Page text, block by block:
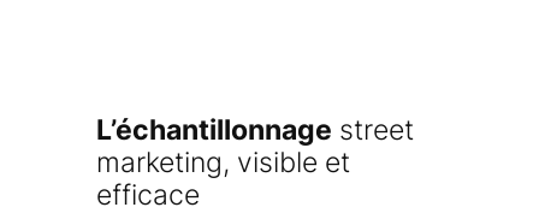
L’échantillonnage street
marketing, visible et
efficace